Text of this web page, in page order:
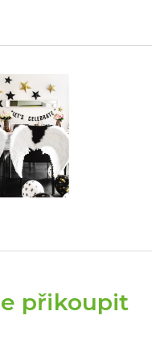
přikoupit